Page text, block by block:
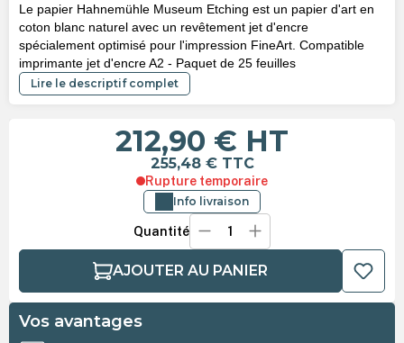
Le papier Hahnemühle Museum Etching est un papier d'art en
coton blanc naturel avec un revêtement jet d'encre
spécialement optimisé pour l'impression FineArt. Compatible
imprimante jet d'encre A2 - Paquet de 25 feuilles
Lire le descriptif complet
212,90 € HT
255,48 € TTC
Rupture temporaire
Info livraison
Quantité
AJOUTER AU PANIER
Vos avantages